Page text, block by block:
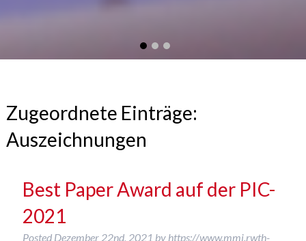
Zugeordnete Einträge:
Auszeichnungen
Best Paper Award auf der PIC-
2021
Posted Dezember 22nd, 2021 by https://www.mmi.rwth-